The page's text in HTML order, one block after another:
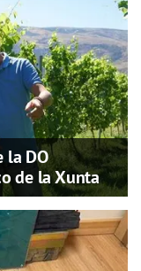
la DO
de la Xunta